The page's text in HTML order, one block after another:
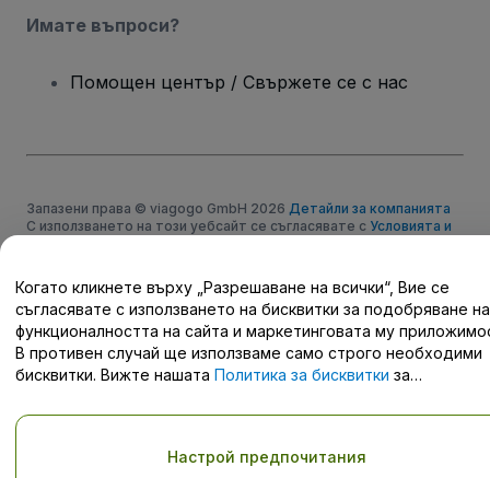
Имате въпроси?
Помощен център / Свържете се с нас
Запазени права © viagogo GmbH 2026 Детайли за компанията
С използването на този уебсайт се съгласявате с Условията и
Не споделяйте моята лична информация/Вашите опции за
поверителност
Когато кликнете върху „Разрешаване на всички“, Вие се
съгласявате с използването на бисквитки за подобряване на
функционалността на сайта и маркетинговата му
В противен случай ще използваме само строго необходими
бисквитки. Вижте нашата Политика за бисквитки за
Настрой предпочитания